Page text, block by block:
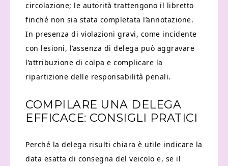
circolazione; le autorità trattengono il libretto
finché non sia stata completata l’annotazione.
In presenza di violazioni gravi, come incidente
con lesioni, l’assenza di delega può aggravare
l’attribuzione di colpa e complicare la
ripartizione delle responsabilità penali.
COMPILARE UNA DELEGA
EFFICACE: CONSIGLI PRATICI
Perché la delega risulti chiara è utile indicare la
data esatta di consegna del veicolo e, se il